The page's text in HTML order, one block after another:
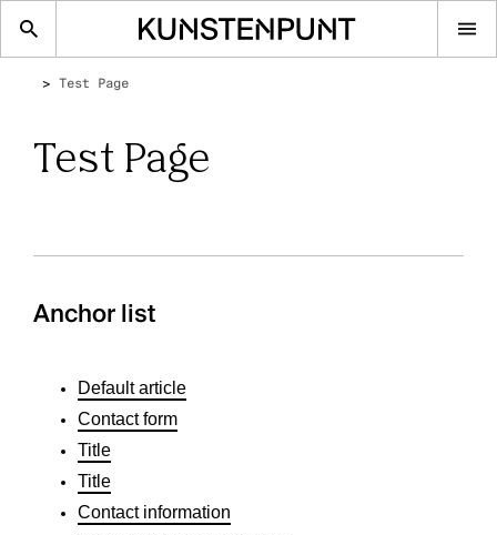
Test Page
Test Page
Anchor list
Default article
Contact form
Title
Title
Contact information